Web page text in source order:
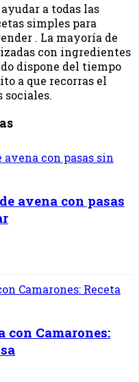
a todas las
simples para
. La mayoría de
con ingredientes
dispone del tiempo
a que recorras el
sociales.
avena con pasas
con Camarones: